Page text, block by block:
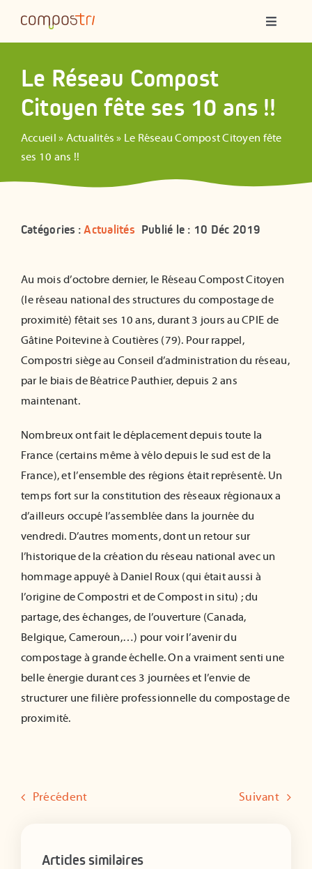
à
Compostage partagé
Ateliers
ADHÉRER
Le Réseau Compost
Citoyen fête ses 10 ans !!
Accueil » Actualités » Le Réseau Compost Citoyen fête
ses 10 ans !!
Catégories :Actualités Publié le : 10 Déc 2019
Au mois d’octobre dernier, le Réseau Compost Citoyen
(le réseau national des structures du compostage de
proximité) fêtait ses 10 ans, durant 3 jours au CPIE de
Gâtine Poitevine à Coutières (79). Pour rappel,
Compostri siège au Conseil d’administration du réseau,
par le biais de Béatrice Pauthier, depuis 2 ans
maintenant.
Nombreux ont fait le déplacement depuis toute la
France (certains même à vélo depuis le sud est de la
France),etl’ensemble des régions était représenté. Un
temps fort sur la constitution des réseaux régionaux a
d’ailleurs occupé l’assemblée dans la journée du
vendredi. D’autres moments, dont un retour sur
l’historique de la création du réseau national avec un
hommage appuyé à Daniel Roux (qui était aussi à
l’origine de Compostri et de Compost in situ) ; du
partage, des échanges, de l’ouverture (Canada,
Belgique, Cameroun,…) pour voir l’avenir du
compostage à grande échelle.On a vraiment senti une
belle énergie durant ces 3 journéeset l’envie de
structurer une filière professionnelle du compostage de
proximité.
Précédent Suivant
Articles similaires